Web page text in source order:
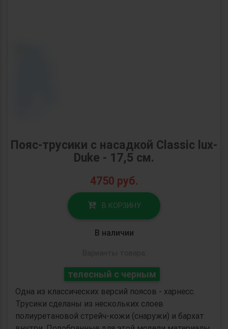
Пояс-трусики с насадкой Classic lux-
Duke - 17,5 см.
4750 руб.
В КОРЗИНУ
В наличии
телесный с черным
Одна из классических версий поясов - харнесс.
Трусики сделаны из нескольких слоев
полиуретановой стрейч-кожи (снаружи) и бархат